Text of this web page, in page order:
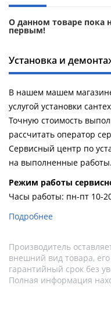
О данном товаре пока
первым!
Установка и
В нашем машем
услугой установки
Точную стоимость
рассчитать оператор
Сервисный центр по
на выполненные работы.
Pежим работы
Часы работы: пн-пт 10-
Подробнее
Производитель
внешний вид товара,
гарантийный срок без
Полная информация